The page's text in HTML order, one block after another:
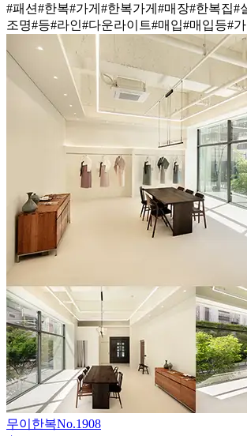
#패션#한복#가게 #한복가게 #매장#한복집#
조명#등#라인#다운라이트#매입#매입등#
무이한복No.1908